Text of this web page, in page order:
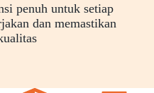
penuh untuk setiap
dan memastikan